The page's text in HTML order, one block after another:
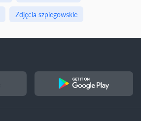
Zdjęcia szpiegowskie